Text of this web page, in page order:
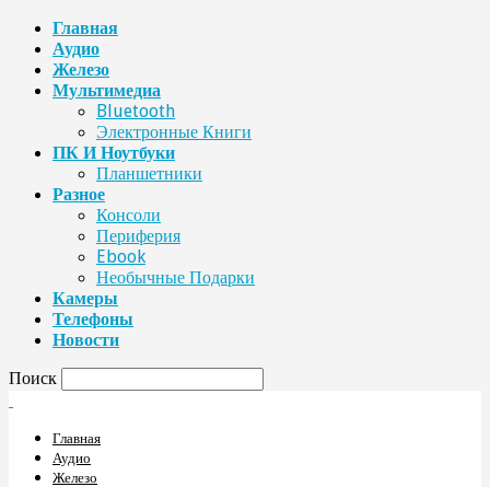
Главная
Аудио
Железо
Мультимедиа
Bluetooth
Электронные Книги
ПК И Ноутбуки
Планшетники
Разное
Консоли
Периферия
Ebook
Необычные Подарки
Камеры
Телефоны
Новости
Поиск
Главная
Аудио
Железо